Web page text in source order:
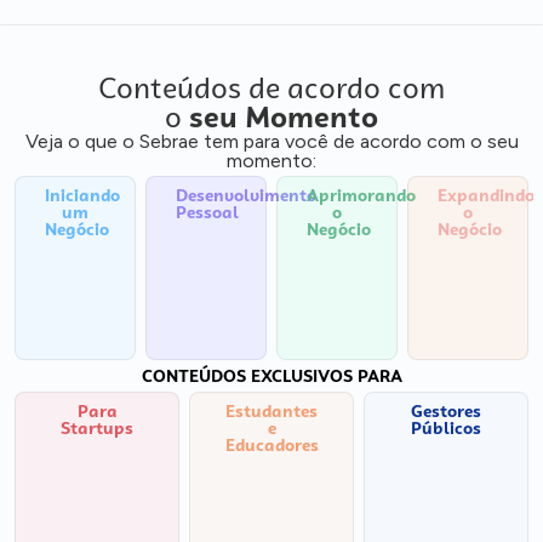
Conteúdos de acordo com
o seu Momento
Veja o que o Sebrae tem para você de acordo com o seu
momento:
Iniciando
um
Negócio
Desenvolvimento
Pessoal
Aprimorando
o
Negócio
Expandindo
o
Negócio
CONTEÚDOS EXCLUSIVOS PARA
Para
Startups
Estudantes
e
Educadores
Gestores
Públicos